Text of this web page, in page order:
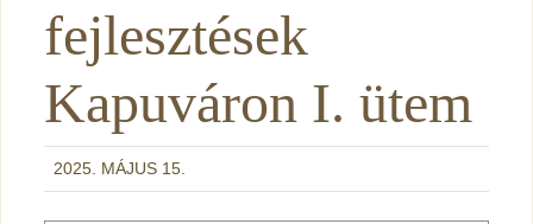
fejlesztések
Kapuváron I. ütem
2025. MÁJUS 15.